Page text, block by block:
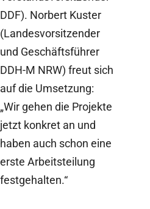
DDF). Norbert Kuster
(Landesvorsitzender
und Geschäftsführer
DDH-M NRW) freut sich
auf die Umsetzung:
„Wir gehen die Projekte
jetzt konkret an und
haben auch schon eine
erste Arbeitsteilung
festgehalten.“